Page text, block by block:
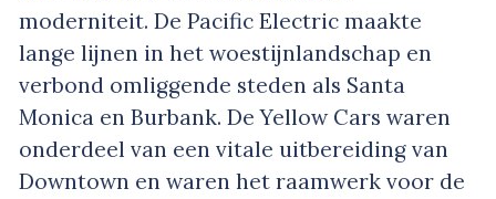
moderniteit. De Pacific Electric maakte
lange lijnen in het woestijnlandschap en
verbond omliggende steden als Santa
Monica en Burbank. De Yellow Cars waren
onderdeel van een vitale uitbereiding van
Downtown en waren het raamwerk voor de